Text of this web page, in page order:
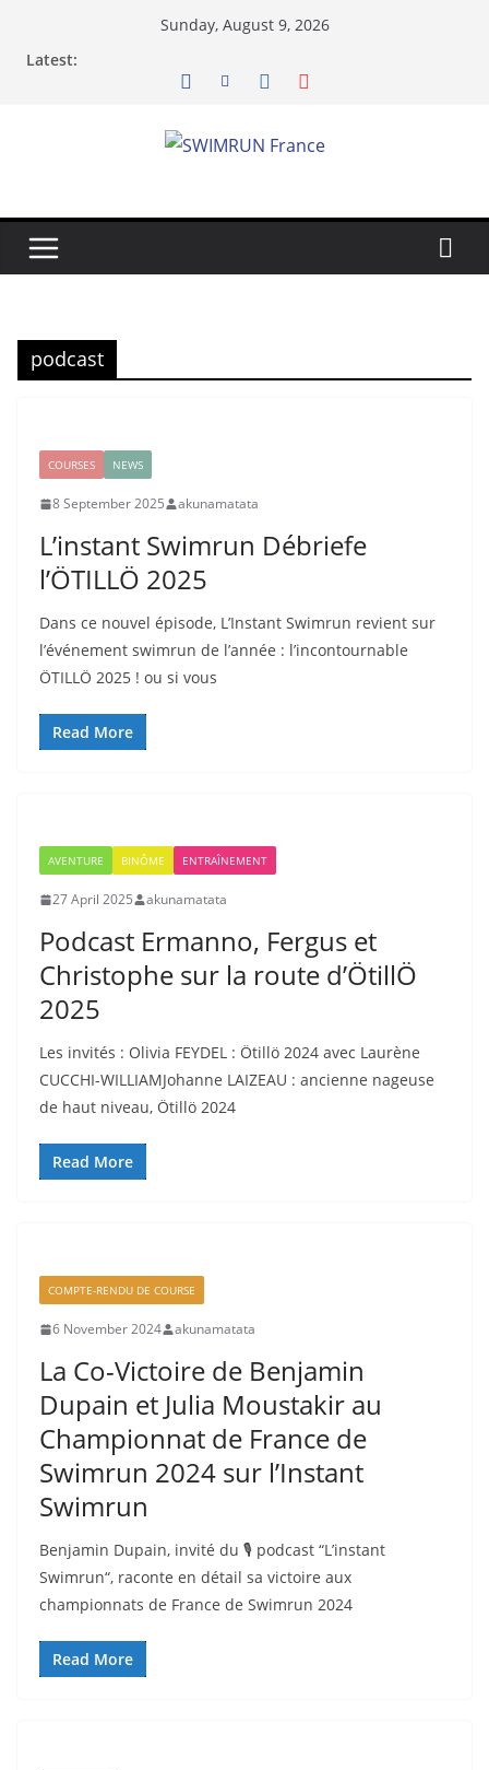
Sunday, August 9, 2026
Latest:
podcast
COURSES NEWS
8 September 2025 akunamatata
L’instant Swimrun Débriefe
l’ÖTILLÖ 2025
Dans ce nouvel épisode, L’Instant Swimrun revient sur
l’événement swimrun de l’année : l’incontournable
ÖTILLÖ 2025 ! ou si vous
Read More
AVENTURE BINÔME ENTRAÎNEMENT
27 April 2025 akunamatata
Podcast Ermanno, Fergus et
Christophe sur la route d’ÖtillÖ
2025
Les invités : Olivia FEYDEL : Ötillö 2024 avec Laurène
CUCCHI-WILLIAMJohanne LAIZEAU : ancienne nageuse
de haut niveau, Ötillö 2024
Read More
COMPTE-RENDU DE COURSE
6 November 2024 akunamatata
La Co-Victoire de Benjamin
Dupain et Julia Moustakir au
Championnat de France de
Swimrun 2024 sur l’Instant
Swimrun
Benjamin Dupain, invité du 🎙️ podcast “L’instant
Swimrun“, raconte en détail sa victoire aux
championnats de France de Swimrun 2024
Read More